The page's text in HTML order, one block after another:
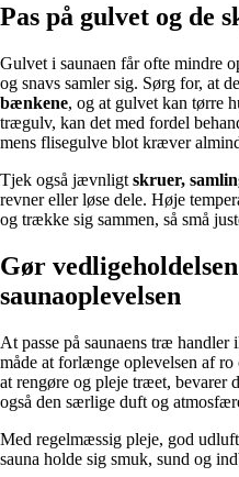
Pas på gulvet og de
Gulvet i saunaen får ofte mindre
og snavs samler sig. Sørg for, at
bænkene, og at gulvet kan tørre
trægulv, kan det med fordel
mens flisegulve blot kræver
Tjek også jævnligt skruer,
revner eller løse dele. Høje
og trække sig sammen, så små
Gør
saunaoplevelsen
At passe på saunaens træ
måde at forlænge oplevelsen af
at rengøre og pleje træet, bevarer
også den særlige duft og
Med regelmæssig pleje, god
sauna holde sig smuk, sund og